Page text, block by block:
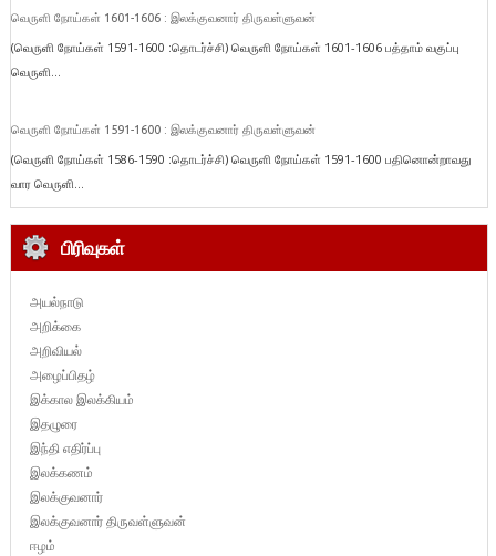
வெருளி நோய்கள் 1601-1606 : இலக்குவனார் திருவள்ளுவன்
(வெருளி நோய்கள் 1591-1600 :தொடர்ச்சி) வெருளி நோய்கள் 1601-1606 பத்தாம் வகுப்பு
வெருளி...
வெருளி நோய்கள் 1591-1600 : இலக்குவனார் திருவள்ளுவன்
(வெருளி நோய்கள் 1586-1590 :தொடர்ச்சி) வெருளி நோய்கள் 1591-1600 பதினொன்றாவது
வார வெருளி...
பிரிவுகள்
அயல்நாடு
அறிக்கை
அறிவியல்
அழைப்பிதழ்
இக்கால இலக்கியம்
இதழுரை
இந்தி எதிர்ப்பு
இலக்கணம்
இலக்குவனார்
இலக்குவனார் திருவள்ளுவன்
ஈழம்